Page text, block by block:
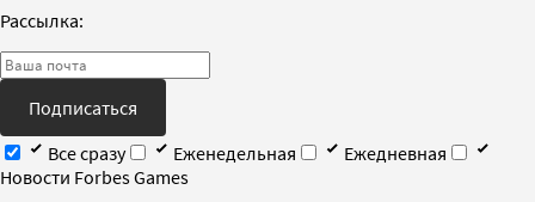
Рассылка:
Подписаться
Все сразу
Еженедельная
Ежедневная
Новости Forbes Games